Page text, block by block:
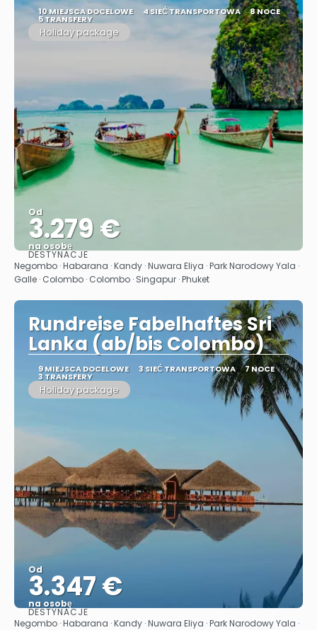
10 MIEJSCA DOCELOWE 4 SIEĆ TRANSPORTOWA 8 NOCE
5 TRANSFERY
Holiday package
Od
3.279 €
na osobę
Zobacz
DESTYNACJE
Negombo · Habarana · Kandy · Nuwara Eliya · Park Narodowy Yala ·
Galle · Colombo · Colombo · Singapur · Phuket
Rundreise Fabelhaftes Sri
Lanka (ab/bis Colombo)
9 MIEJSCA DOCELOWE 3 SIEĆ TRANSPORTOWA 7 NOCE
3 TRANSFERY
Holiday package
Od
3.347 €
na osobę
Zobacz
DESTYNACJE
Negombo · Habarana · Kandy · Nuwara Eliya · Park Narodowy Yala ·